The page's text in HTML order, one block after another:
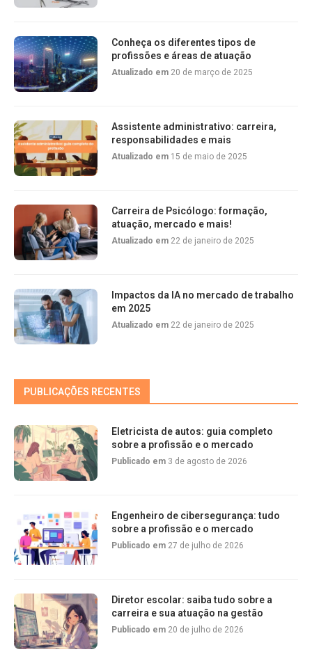
Conheça os diferentes tipos de
profissões e áreas de atuação
Atualizado em 20 de março de 2025
Assistente administrativo: carreira,
responsabilidades e mais
Atualizado em 15 de maio de 2025
Carreira de Psicólogo: formação,
atuação, mercado e mais!
Atualizado em 22 de janeiro de 2025
Impactos da IA no mercado de trabalho
em 2025
Atualizado em 22 de janeiro de 2025
PUBLICAÇÕES RECENTES
Eletricista de autos: guia completo
sobre a profissão e o mercado
Publicado em 3 de agosto de 2026
Engenheiro de cibersegurança: tudo
sobre a profissão e o mercado
Publicado em 27 de julho de 2026
Diretor escolar: saiba tudo sobre a
carreira e sua atuação na gestão
Publicado em 20 de julho de 2026